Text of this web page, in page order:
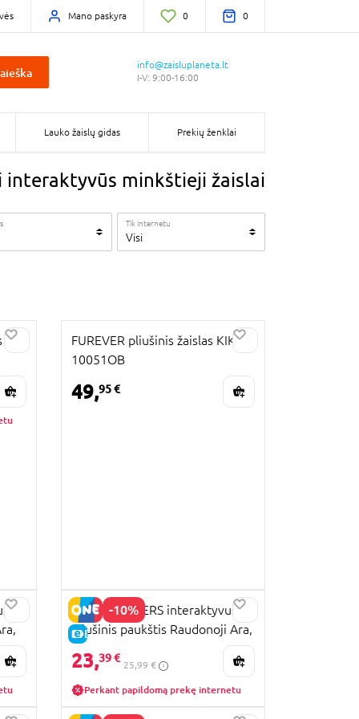
Mano paskyra 0 0
info@zaisluplaneta.lt
I-V: 9:00-16:00
Lauko žaislų gidas Prekių ženklai
interaktyvūs minkštieji žaislai
Tik internetu
Visi
FUREVER pliušinis žaislas KIKI,
10051OB
49,95 €
-10%
E-KAINA
HAPPY YAPPERS interaktyvus
pliušinis paukštis Raudonoji Ara,
9594
23,39 €
25,99 €
Perkant papildomą prekę internetu